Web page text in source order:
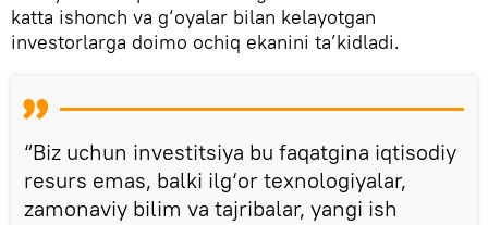
katta ishonch va g‘oyalar bilan kelayotgan
investorlarga doimo ochiq ekanini ta’kidladi.
“Biz uchun investitsiya bu faqatgina iqtisodiy
resurs emas, balki ilg‘or texnologiyalar,
zamonaviy bilim va tajribalar, yangi ish